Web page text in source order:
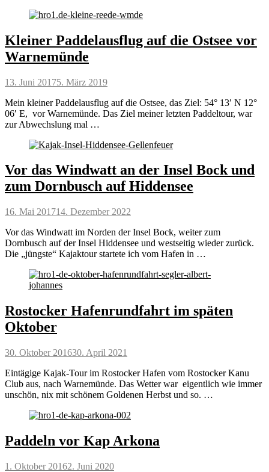
Kleiner Paddelausflug auf die Ostsee vor
Warnemünde
Posted
13. Juni 20175. März 2019
Mein kleiner Paddelausflug auf die Ostsee, das Ziel: 54° 13′ N 12°
06′ E, vor Warnemünde. Das Ziel meiner letzten Paddeltour, war
zur Abwechslung mal …
Vor das Windwatt an der Insel Bock und
zum Dornbusch auf Hiddensee
Posted
16. Mai 201714. Dezember 2022
Vor das Windwatt im Norden der Insel Bock, weiter zum
Dornbusch auf der Insel Hiddensee und westseitig wieder zurück.
Die „jüngste“ Kajaktour startete ich vom Hafen in …
Rostocker Hafenrundfahrt im späten
Oktober
Posted
30. Oktober 201630. April 2021
Eintägige Kajak-Tour im Rostocker Hafen vom Rostocker Kanu
Club aus, nach Warnemünde. Das Wetter war eigentlich wie immer
unschön, nix mit schönem Goldenen Herbst und so. …
Paddeln vor Kap Arkona
Posted
1. Oktober 20162. Juni 2020